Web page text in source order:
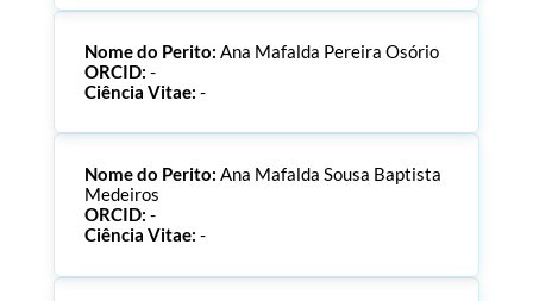
Nome do Perito: Ana Mafalda Pereira Osório
ORCID: -
Ciência Vitae: -
Nome do Perito: Ana Mafalda Sousa Baptista
Medeiros
ORCID: -
Ciência Vitae: -